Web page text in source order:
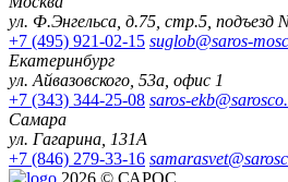
ул. Ф.Энгельса, д.75, стр.5, подъезд
+7 (495) 921-02-15 suglob@saros-
Екатеринбург
ул. Айвазовского, 53а, офис 1
+7 (343) 344-25-08 saros-
Самара
ул. Гагарина, 131А
+7 (846) 279-33-16
2026 © САРОС